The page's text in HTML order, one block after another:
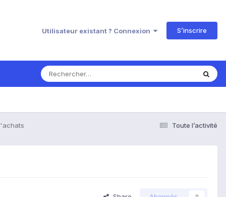
Utilisateur existant ? Connexion S’inscrire
Toute l’activité